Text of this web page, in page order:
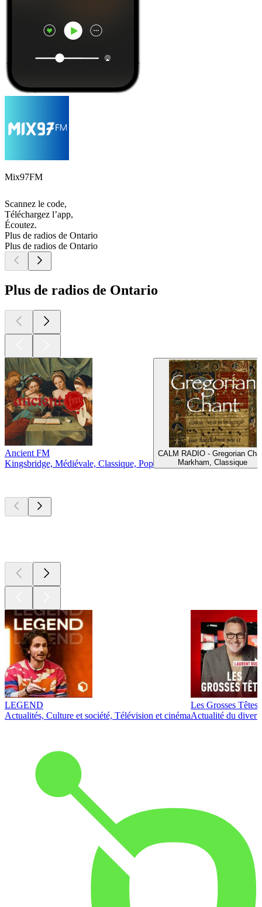
Mix97FM
Scannez le code,
Téléchargez l’app,
Écoutez.
Plus de radios de Ontario
Plus de radios de Ontario
Plus de radios de Ontario
Ancient FM
Kingsbridge, Médiévale, Classique, Pop
CALM RADIO - Gregorian
Markham, Classique
LEGEND
Actualités, Culture et société, Télévision et cinéma
Les Grosses Têtes
Actualité du